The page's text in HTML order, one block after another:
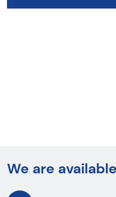
We are